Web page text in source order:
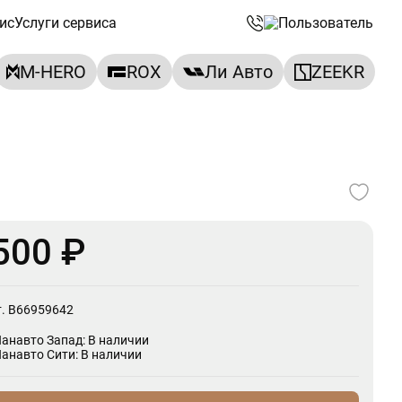
Услуги сервиса
M-HERO ROX Ли Авто ZEEKR
₽
B66959642
Запад: В наличии
Сити: В наличии